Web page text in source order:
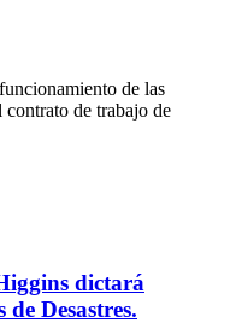
de las
de trabajo de
dictará
Desastres.